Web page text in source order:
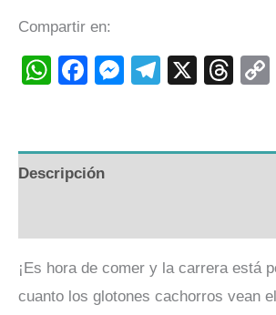
Compartir en:
WhatsApp
Facebook
Messenger
Telegram
X
Descripción
¡Es hora de comer y la carrera está
cuanto los glotones cachorros vean